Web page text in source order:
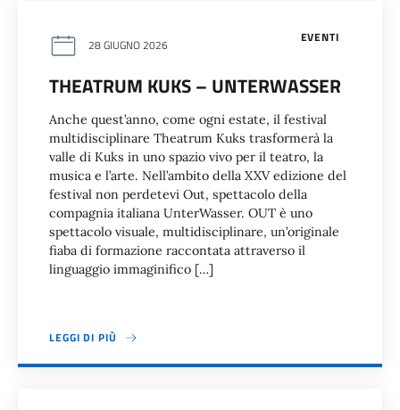
EVENTI
28 GIUGNO 2026
THEATRUM KUKS – UNTERWASSER
Anche quest’anno, come ogni estate, il festival
multidisciplinare Theatrum Kuks trasformerà la
valle di Kuks in uno spazio vivo per il teatro, la
musica e l’arte. Nell’ambito della XXV edizione del
festival non perdetevi Out, spettacolo della
compagnia italiana UnterWasser. OUT è uno
spettacolo visuale, multidisciplinare, un’originale
fiaba di formazione raccontata attraverso il
linguaggio immaginifico […]
LEGGI DI PIÙ